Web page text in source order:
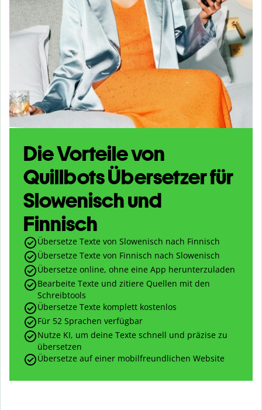
Die Vorteile von
Quillbots Übersetzer für
Slowenisch und
Finnisch
Übersetze Texte von Slowenisch nach Finnisch
Übersetze Texte von Finnisch nach Slowenisch
Übersetze online, ohne eine App herunterzuladen
Bearbeite Texte und zitiere Quellen mit den
Schreibtools
Übersetze Texte komplett kostenlos
Für 52 Sprachen verfügbar
Nutze KI, um deine Texte schnell und präzise zu
übersetzen
Übersetze auf einer mobilfreundlichen Website